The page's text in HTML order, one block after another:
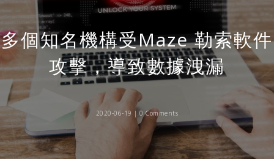
多個知名機構受Maze 勒索軟件
攻擊，導致數據洩漏
2020-06-19 |0 Comments